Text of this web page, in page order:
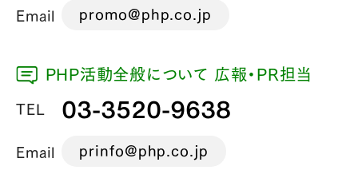
Email promo@php.co.jp
PHP活動全般について 広報・PR担当
TEL 03-3520-9638
Email prinfo@php.co.jp